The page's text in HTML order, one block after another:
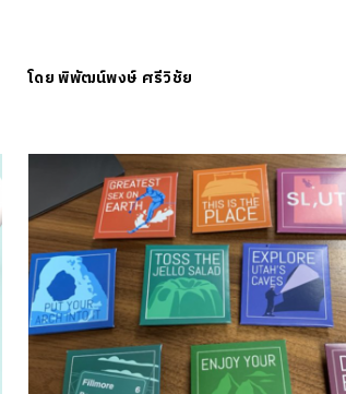
โดยพิพัฒน์พงษ์ ศรีวิชัย